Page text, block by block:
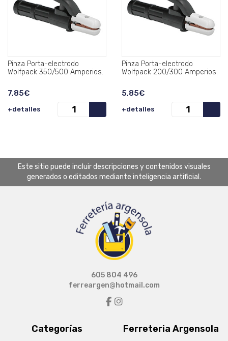
Pinza Porta-electrodo
Wolfpack 350/500 Amperios.
7,85€
+detalles
Pinza Porta-electrodo
Wolfpack 200/300 Amperios.
5,85€
+detalles
Este sitio puede incluir descripciones y contenidos visuales
generados o editados mediante inteligencia artificial.
Categorías Ferreteria Argensola
605 804 496
ferreargen@hotmail.com